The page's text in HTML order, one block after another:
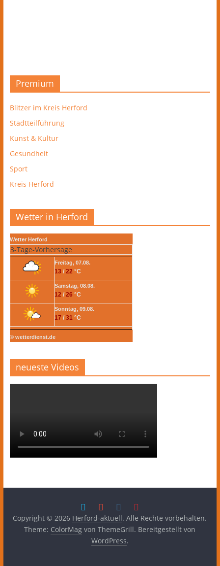
Premium
Blitzer im Kreis Herford
Stadtteilführung
Kunst & Kultur
Gesundheit
Sport
Kreis Herford
Wetter in Herford
Wetter Herford
3-Tage-Vorhersage
Freitag, 07.08.
13 / 22 °C
Samstag, 08.08.
12 / 26 °C
Sonntag, 09.08.
17 / 31°C
© wetterdienst.de
neueste Videos
Copyright © 2026 Herford-aktuell. Alle Rechte vorbehalten.
Theme: ColorMag von ThemeGrill. Bereitgestellt von
WordPress.